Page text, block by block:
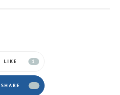
LIKE 1
SHARE